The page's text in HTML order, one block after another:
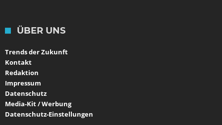
ÜBER UNS
Trends der Zukunft
Kontakt
Redaktion
Impressum
Datenschutz
Media-Kit / Werbung
Datenschutz-Einstellungen